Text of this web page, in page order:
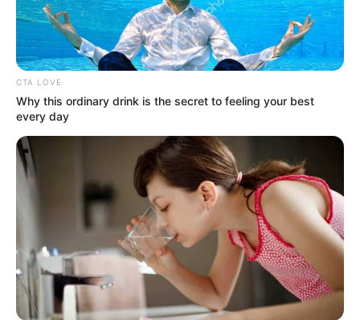
CTA LOVE
Why this ordinary drink is the secret to feeling your best
every day